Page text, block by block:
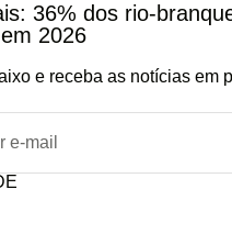
36% dos rio-
2026
e receba as notícias em